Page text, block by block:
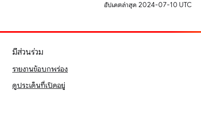
อัปเดตล่าสุด 2024-07-10 UTC
มีส่วนร่วม
รายงานข้อบกพร่อง
ดูประเด็นที่เปิดอยู่